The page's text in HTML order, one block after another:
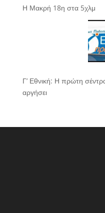
Η Μακρή 18η στα 5χλμ
Γ’ Εθνική: Η πρώτη
αργήσει